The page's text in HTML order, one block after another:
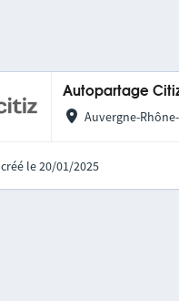
Autopartage
Auvergne-
créé le 20/01/2025